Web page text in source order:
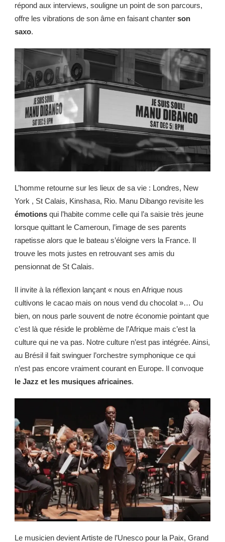
répond aux interviews, souligne un point de son parcours,
offre les vibrations de son âme en faisant chanter son
saxo.
L’homme retourne sur les lieux de sa vie : Londres, New
York , St Calais, Kinshasa, Rio. Manu Dibango revisite les
émotions qui l’habite comme celle qui l’a saisie très jeune
lorsque quittant le Cameroun, l’image de ses parents
rapetisse alors que le bateau s’éloigne vers la France. Il
trouve les mots justes en retrouvant ses amis du
pensionnat de St Calais.
Il invite à la réflexion lançant « nous en Afrique nous
cultivons le cacao mais on nous vend du chocolat »… Ou
bien, on nous parle souvent de notre économie pointant que
c’est là que réside le problème de l’Afrique mais c’est la
culture qui ne va pas. Notre culture n’est pas intégrée. Ainsi,
au Brésil il fait swinguer l’orchestre symphonique ce qui
n’est pas encore vraiment courant en Europe. Il convoque
le Jazz et les musiques africaines.
Le musicien devient Artiste de l’Unesco pour la Paix, Grand